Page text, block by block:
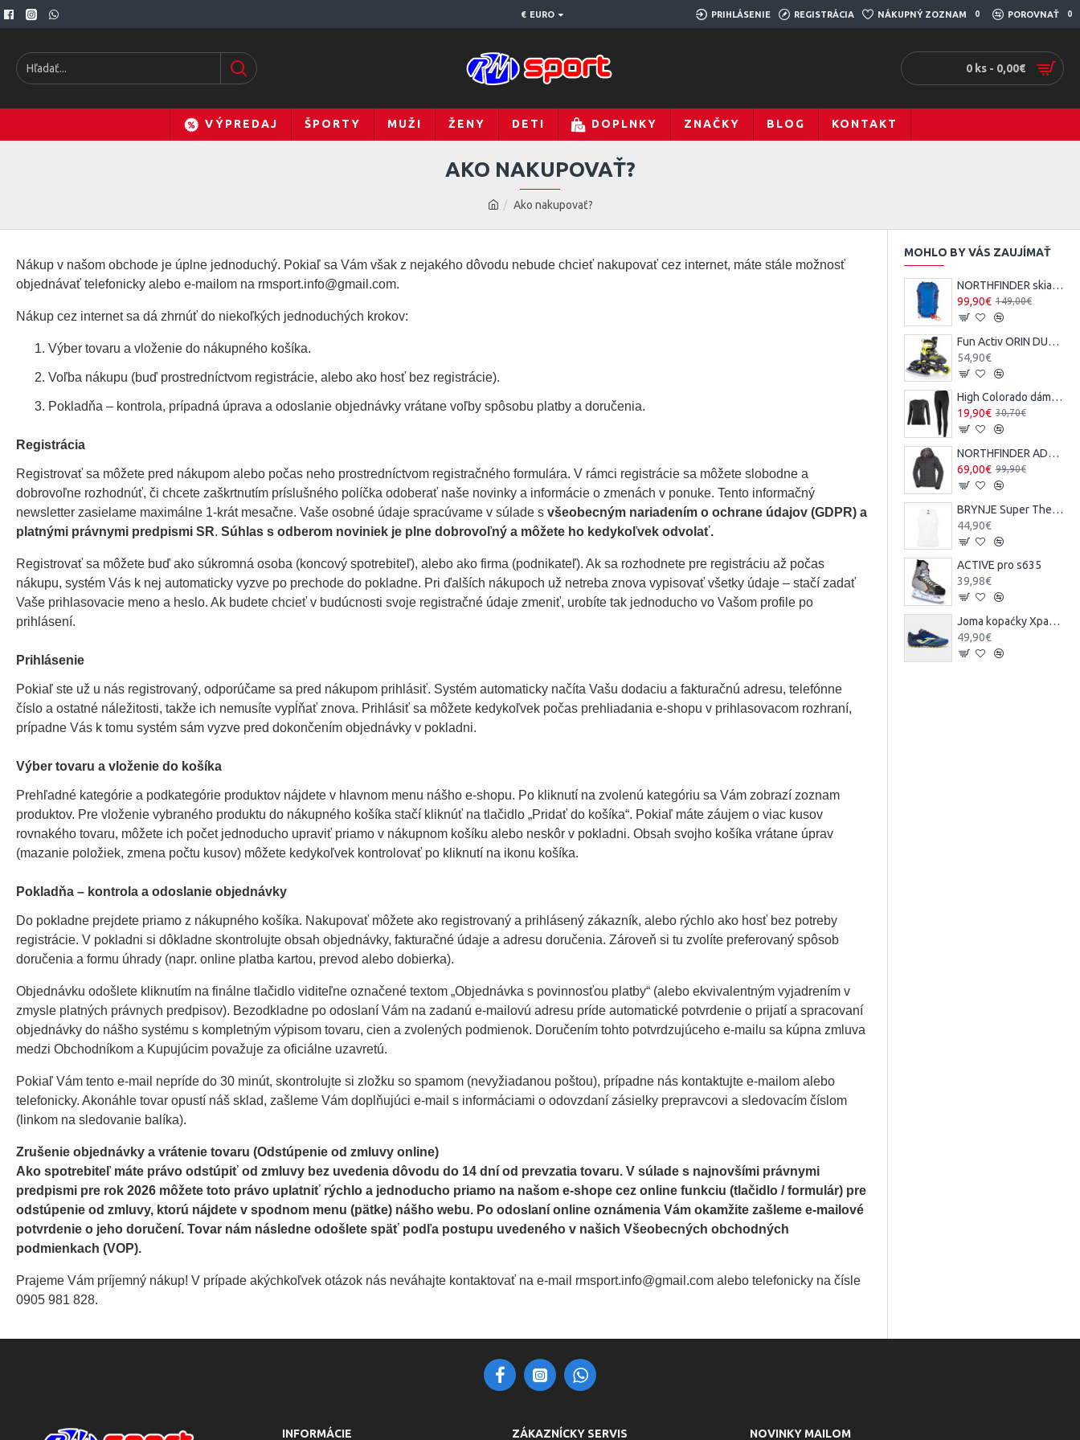
€ EURO PRIHLÁSENIE REGISTRÁCIA NÁKUPNÝ ZOZNAM 0 POROVNAŤ 0
0 ks - 0,00€
VÝPREDAJ ŠPORTY MUŽI ŽENY DETI DOPLNKY ZNAČKY BLOG KONTAKT
Ako nakupovať?
AKO NAKUPOVAŤ?
Nákup v našom obchode je úplne jednoduchý. Pokiaľ sa Vám však z nejakého dôvodu nebude chcieť nakupovať cez internet, máte stále možnosť
objednávať telefonicky alebo e-mailom na rmsport.info@gmail.com.
Nákup cez internet sa dá zhrnúť do niekoľkých jednoduchých krokov:
Výber tovaru a vloženie do nákupného košíka.
Voľba nákupu (buď prostredníctvom registrácie, alebo ako hosť bez registrácie).
Pokladňa – kontrola, prípadná úprava a odoslanie objednávky vrátane voľby spôsobu platby a doručenia.
Registrácia
Registrovať sa môžete pred nákupom alebo počas neho prostredníctvom registračného formulára. V rámci registrácie sa môžete slobodne a
dobrovoľne rozhodnúť, či chcete zaškrtnutím príslušného políčka odoberať naše novinky a informácie o zmenách v ponuke. Tento informačný
newsletter zasielame maximálne 1-krát mesačne. Vaše osobné údaje spracúvame v súlade s všeobecným nariadením o ochrane údajov (GDPR) a
platnými právnymi predpismi SR. Súhlas s odberom noviniek je plne dobrovoľný a môžete ho kedykoľvek odvolať.
Registrovať sa môžete buď ako súkromná osoba (koncový spotrebiteľ), alebo ako firma (podnikateľ). Ak sa rozhodnete pre registráciu až počas
nákupu, systém Vás k nej automaticky vyzve po prechode do pokladne. Pri ďalších nákupoch už netreba znova vypisovať všetky údaje – stačí zadať
Vaše prihlasovacie meno a heslo. Ak budete chcieť v budúcnosti svoje registračné údaje zmeniť, urobíte tak jednoducho vo Vašom profile po
prihlásení.
Prihlásenie
Pokiaľ ste už u nás registrovaný, odporúčame sa pred nákupom prihlásiť. Systém automaticky načíta Vašu dodaciu a fakturačnú adresu, telefónne
číslo a ostatné náležitosti, takže ich nemusíte vypĺňať znova. Prihlásiť sa môžete kedykoľvek počas prehliadania e-shopu v prihlasovacom rozhraní,
prípadne Vás k tomu systém sám vyzve pred dokončením objednávky v pokladni.
Výber tovaru a vloženie do košíka
Prehľadné kategórie a podkategórie produktov nájdete v hlavnom menu nášho e-shopu. Po kliknutí na zvolenú kategóriu sa Vám zobrazí zoznam
produktov. Pre vloženie vybraného produktu do nákupného košíka stačí kliknúť na tlačidlo „Pridať do košíka“. Pokiaľ máte záujem o viac kusov
rovnakého tovaru, môžete ich počet jednoducho upraviť priamo v nákupnom košíku alebo neskôr v pokladni. Obsah svojho košíka vrátane úprav
(mazanie položiek, zmena počtu kusov) môžete kedykoľvek kontrolovať po kliknutí na ikonu košíka.
Pokladňa – kontrola a odoslanie objednávky
Do pokladne prejdete priamo z nákupného košíka. Nakupovať môžete ako registrovaný a prihlásený zákazník, alebo rýchlo ako hosť bez potreby
registrácie. V pokladni si dôkladne skontrolujte obsah objednávky, fakturačné údaje a adresu doručenia. Zároveň si tu zvolíte preferovaný spôsob
doručenia a formu úhrady (napr. online platba kartou, prevod alebo dobierka).
Objednávku odošlete kliknutím na finálne tlačidlo viditeľne označené textom „Objednávka s povinnosťou platby“ (alebo ekvivalentným vyjadrením v
zmysle platných právnych predpisov). Bezodkladne po odoslaní Vám na zadanú e-mailovú adresu príde automatické potvrdenie o prijatí a spracovaní
objednávky do nášho systému s kompletným výpisom tovaru, cien a zvolených podmienok. Doručením tohto potvrdzujúceho e-mailu sa kúpna zmluva
medzi Obchodníkom a Kupujúcim považuje za oficiálne uzavretú.
Pokiaľ Vám tento e-mail nepríde do 30 minút, skontrolujte si zložku so spamom (nevyžiadanou poštou), prípadne nás kontaktujte e-mailom alebo
telefonicky. Akonáhle tovar opustí náš sklad, zašleme Vám doplňujúci e-mail s informáciami o odovzdaní zásielky prepravcovi a sledovacím číslom
(linkom na sledovanie balíka).
Zrušenie objednávky a vrátenie tovaru (Odstúpenie od zmluvy online)
Ako spotrebiteľ máte právo odstúpiť od zmluvy bez uvedenia dôvodu do 14 dní od prevzatia tovaru. V súlade s najnovšími právnymi
predpismi pre rok 2026 môžete toto právo uplatniť rýchlo a jednoducho priamo na našom e-shope cez online funkciu (tlačidlo / formulár) pre
odstúpenie od zmluvy, ktorú nájdete v spodnom menu (pätke) nášho webu. Po odoslaní online oznámenia Vám okamžite zašleme e-mailové
potvrdenie o jeho doručení. Tovar nám následne odošlete späť podľa postupu uvedeného v našich Všeobecných obchodných
podmienkach (VOP).
Prajeme Vám príjemný nákup! V prípade akýchkoľvek otázok nás neváhajte kontaktovať na e-mail rmsport.info@gmail.com alebo telefonicky na čísle
0905 981 828.
MOHLO BY VÁS ZAUJÍMAŤ
NORTHFINDER skialpový batoh SILVRETTA 30l
99,90€ 149,00€
Fun Activ ORIN DUO detské nastaviteľné korčule
54,90€
High Colorado dámsky termo-set
19,90€ 30,70€
NORTHFINDER ADRIEN pánska zimná bunda
69,00€ 99,90€
BRYNJE Super Thermo A-Shirt White
44,90€
ACTIVE pro s635
39,98€
Joma kopaćky Xpander XPAS2304AG
49,90€
INFORMÁCIE ZÁKAZNÍCKY SERVIS NOVINKY MAILOM